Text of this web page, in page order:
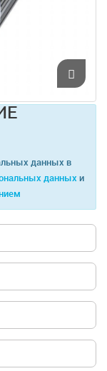
данных в
данных и